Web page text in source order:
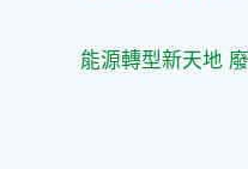
能源轉型新天地